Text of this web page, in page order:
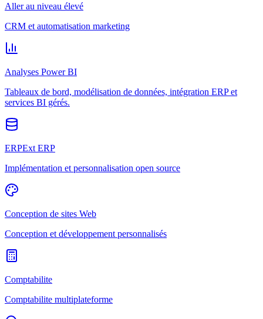
Aller au niveau élevé
CRM et automatisation marketing
Analyses Power BI
Tableaux de bord, modélisation de données, intégration ERP et
services BI gérés.
ERPExt ERP
Implémentation et personnalisation open source
Conception de sites Web
Conception et développement personnalisés
Comptabilite
Comptabilite multiplateforme